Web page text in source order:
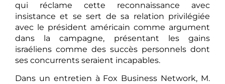
qui réclame cette reconnaissance avec
insistance et se sert de sa relation privilégiée
avec le président américain comme argument
dans la campagne, présentant les gains
israéliens comme des succès personnels dont
ses concurrents seraient incapables.
Dans un entretien à Fox Business Network, M.